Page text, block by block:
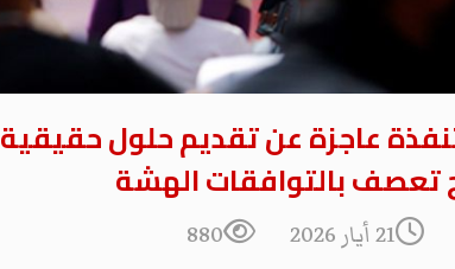
عاجزة عن تقديم حلول
تعصف بالتوافقات الهشة
21 أيار 2026 880